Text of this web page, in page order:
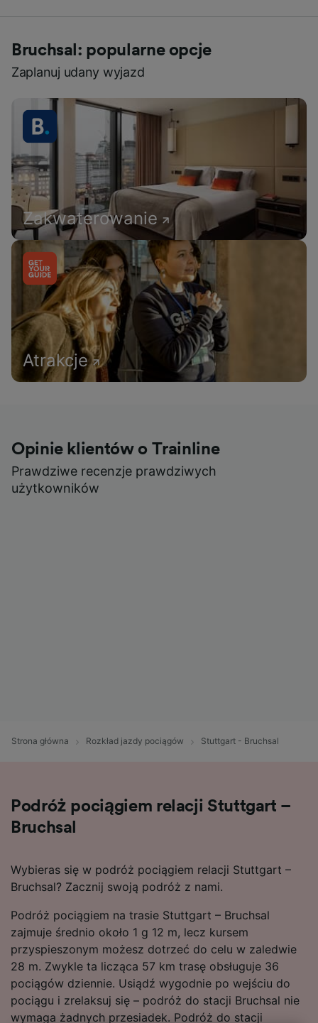
Bruchsal: popularne opcje
Zaplanuj udany wyjazd
Zakwaterowanie
Atrakcje
Opinie klientów o Trainline
Prawdziwe recenzje prawdziwych
użytkowników
Strona główna Rozkład jazdy pociągów Stuttgart - Bruchsal
Podróż pociągiem relacji Stuttgart –
Bruchsal
Wybieras się w podróż pociągiem relacji Stuttgart –
Bruchsal? Zacznij swoją podróż z nami.
Podróż pociągiem na trasie Stuttgart – Bruchsal
zajmuje średnio około 1 g 12 m, lecz kursem
przyspieszonym możesz dotrzeć do celu w zaledwie
28 m. Zwykle ta licząca 57 km trasę obsługuje 36
pociągów dziennie. Usiądź wygodnie po wejściu do
pociągu i zrelaksuj się – podróż do stacji Bruchsal nie
wymaga żadnych przesiadek. Podróż do stacji